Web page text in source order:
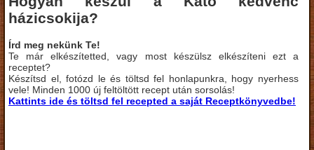
házicsokija?
Írd meg nekünk Te!
Te már elkészítetted, vagy most készülsz elkészíteni ezt a
receptet?
Készítsd el, fotózd le és töltsd fel honlapunkra, hogy nyerhess
vele! Minden 1000 új feltöltött recept után sorsolás!
Kattints ide és töltsd fel recepted a saját Receptkönyvedbe!